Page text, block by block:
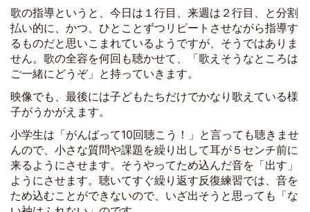
歌の指導というと、今日は１行目、来週は２行目、と分割
払い的に、かつ、ひとことずつリピートさせながら指導す
るものだと思いこまれているようですが、そうではありま
せん。歌の全容を何回も聴かせて、「歌えそうなところは
ご一緒にどうぞ」と持っていきます。
映像でも、最後には子どもたちだけでかなり歌えている様
子がうかがえます。
小学生は「がんばって10回聴こう！」と言っても聴きませ
んので、小さな質問や課題を繰り出して耳が５センチ前に
来るようにさせます。そうやってため込んだ音を「出す」
ようにさせます。聴いてすぐ繰り返す反復練習では、音を
ため込むことができないので、いざ出そうと思っても「な